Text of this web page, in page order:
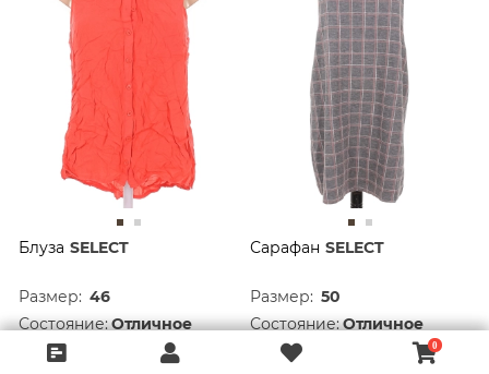
Блуза SELECT
Размер: 46
Состояние:Отличное
1 169 руб. 585 руб.
Сарафан SELECT
Размер: 50
Состояние:Отличное
2 269 руб. 1 135 руб.